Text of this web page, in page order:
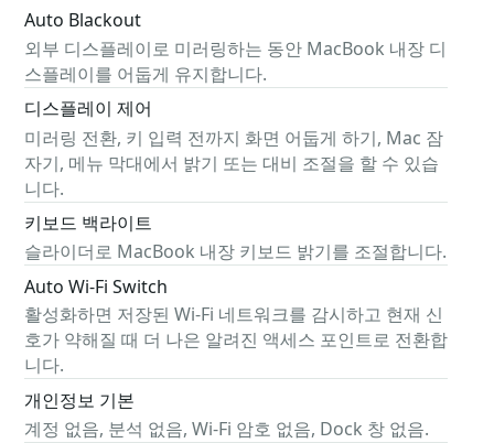
Auto Blackout
외부 디스플레이로 미러링하는 동안 MacBook 내장 디
스플레이를 어둡게 유지합니다.
디스플레이 제어
미러링 전환, 키 입력 전까지 화면 어둡게 하기, Mac 잠
자기, 메뉴 막대에서 밝기 또는 대비 조절을 할 수 있습
니다.
키보드 백라이트
슬라이더로 MacBook 내장 키보드 밝기를 조절합니다.
Auto Wi-Fi Switch
활성화하면 저장된 Wi-Fi 네트워크를 감시하고 현재 신
호가 약해질 때 더 나은 알려진 액세스 포인트로 전환합
니다.
개인정보 기본
계정 없음, 분석 없음, Wi-Fi 암호 없음, Dock 창 없음.